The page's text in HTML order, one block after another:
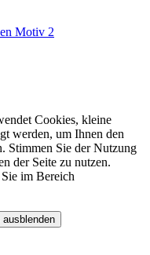
Cookies, kleine
werden, um Ihnen den
Stimmen Sie der Nutzung
der Seite zu nutzen.
im Bereich
ausblenden